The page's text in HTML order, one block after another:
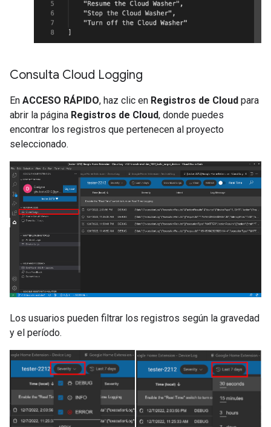
Consulta Cloud Logging
En ACCESO RÁPIDO, haz clic en Registros de Cloud para
abrir la página Registros de Cloud, donde puedes
encontrar los registros que pertenecen al proyecto
seleccionado.
Los usuarios pueden filtrar los registros según la gravedad
y el período.